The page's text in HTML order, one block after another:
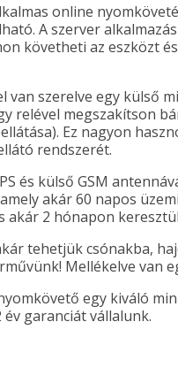
online
A szerver
követheti az eszközt
van szerelve egy külső
relével megszakítson
Ez nagyon
rendszerét.
és külső GSM
akár 60 napos
akár 2 hónapon
tehetjük csónakba,
Mellékelve van
nyomkövető egy kiváló
garanciát vállalunk.